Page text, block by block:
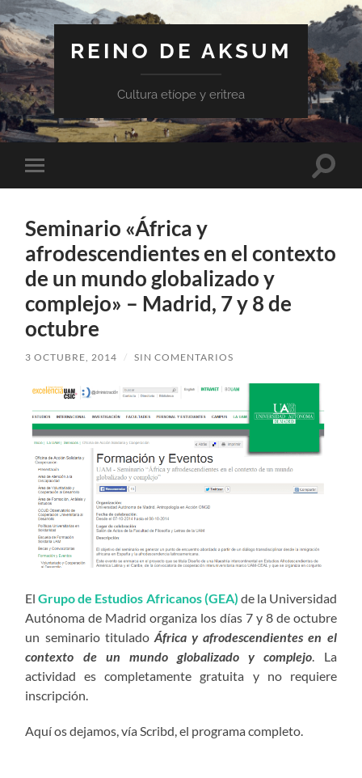
REINO DE AKSUM
Cultura etíope y eritrea
Alternar
el
móvil
Seminario «África y
afrodescendientes en el contexto
de un mundo globalizado y
complejo» – Madrid, 7 y 8 de
octubre
3 OCTUBRE, 2014 / SIN COMENTARIOS
ElGrupo de Estudios Africanos (GEA) de la Universidad
Autónoma de Madrid organiza los días 7 y 8 de octubre
un seminario titulado África y afrodescendientes en el
contexto de un mundo globalizado y complejo. La
actividad es completamente gratuita y no requiere
inscripción.
Aquí os dejamos, vía Scribd, el programa completo.